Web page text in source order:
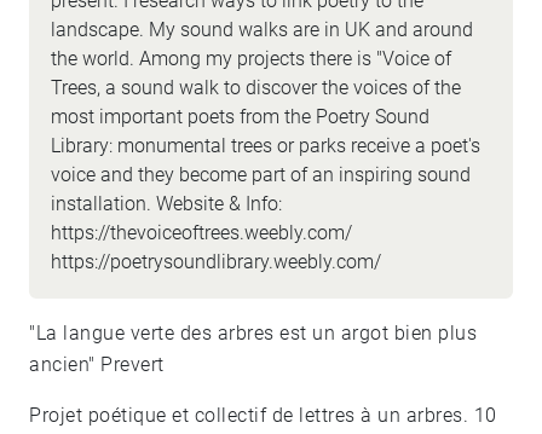
landscape. My sound walks are in UK and around
the world. Among my projects there is "Voice of
Trees, a sound walk to discover the voices of the
most important poets from the Poetry Sound
Library: monumental trees or parks receive a poet's
voice and they become part of an inspiring sound
installation. Website & Info:
https://thevoiceoftrees.weebly.com/
https://poetrysoundlibrary.weebly.com/
"La langue verte des arbres est un argot bien plus
ancien" Prevert
Projet poétique et collectif de lettres à un arbres. 10